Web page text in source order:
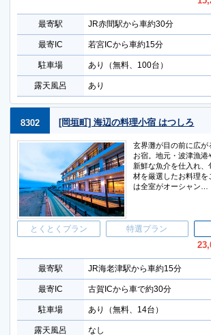
最寄駅 JR赤間駅から車約30分
最寄IC 若宮ICから車約15分
駐車場 あり（無料、100台）
露天風呂 あり
8302 [岡垣町] 海辺の料理小宿 はつしろ
玄界灘が目の前に広
お宿。地元・波津漁港
新鮮な魚介を仕入れ
材を厳選したお料理
は全室がオーシャン…
とくとくプラン 特選プラン
最寄駅 JR海老津駅から車約15分
最寄IC 古賀ICから車で約30分
駐車場 あり（無料、14台）
露天風呂 なし